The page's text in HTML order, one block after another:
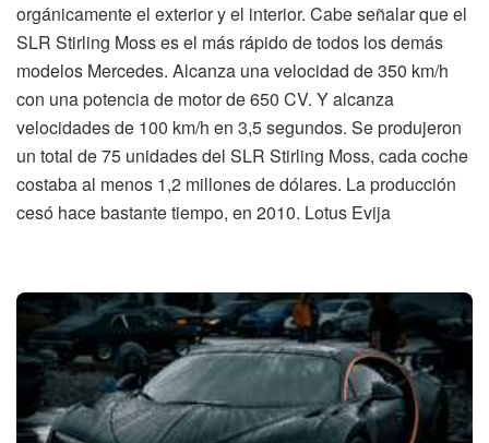
orgánicamente el exterior y el interior. Cabe señalar que el
SLR Stirling Moss es el más rápido de todos los demás
modelos Mercedes. Alcanza una velocidad de 350 km/h
con una potencia de motor de 650 CV. Y alcanza
velocidades de 100 km/h en 3,5 segundos. Se produjeron
un total de 75 unidades del SLR Stirling Moss, cada coche
costaba al menos 1,2 millones de dólares. La producción
cesó hace bastante tiempo, en 2010. Lotus Evija